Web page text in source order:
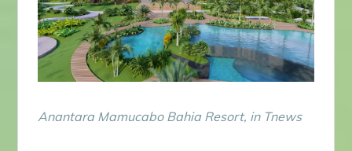
Anantara Mamucabo Bahia Resort, in Tnews